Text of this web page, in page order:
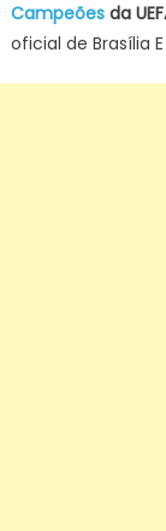
Campeõesda
oficial de Brasília E